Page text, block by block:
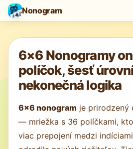
Nonogram
Načítava sa hra…
6×6 Nonogramy
políčok, šesť
nekonečná logika
6×6 nonogram je prirodzený
— mriežka s 36 políčkami,
viac prepojení medzi